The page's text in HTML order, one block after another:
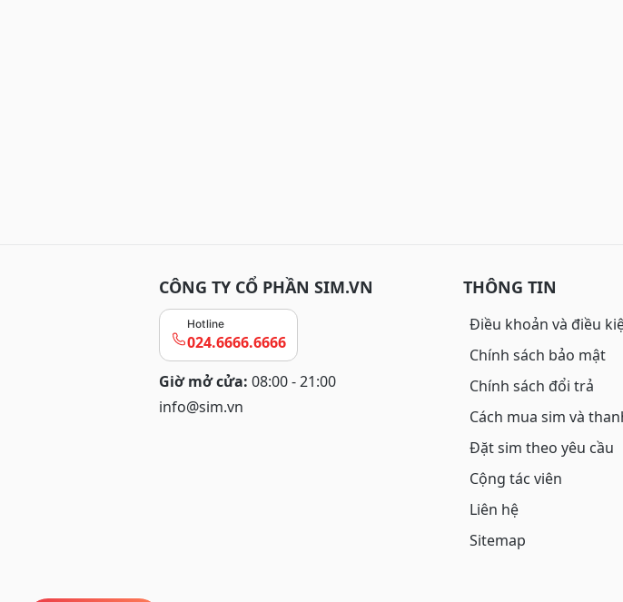
CÔNG TY CỔ PHẦN SIM.VN
Hotline
024.6666.6666
Giờ mở cửa: 08:00 - 21:00
info@sim.vn
THÔNG TIN
Điều khoản và điều
Chính sách bảo mật
Chính sách đổi trả
Cách mua sim và
Đặt sim theo yêu cầu
Cộng tác viên
Liên hệ
Sitemap